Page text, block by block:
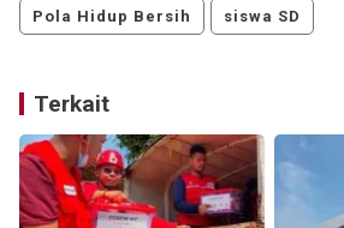
Pola Hidup Bersih siswa SD
Terkait